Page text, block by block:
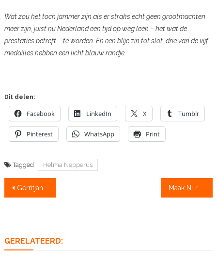
Wat zou het toch jammer zijn als er straks echt geen grootmachten
meer zijn, juist nu Nederland een tijd op weg leek – het wat de
prestaties betreft – te worden. En een blije zin tot slot, drie van de vijf
medailles hebben een licht blauw randje.
Dit delen:
Facebook LinkedIn X Tumblr
Pinterest WhatsApp Print
Tagged Helma Nepperus
Bericht
Gerritjan Eggenkamp is penningmeester van FISA Maak NLroeiTV mede mogelijk!
GERELATEERD: